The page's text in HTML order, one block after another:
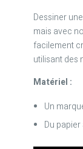
Dessiner
mais avec
facilement
utilisant des
Matériel :
Un
Du